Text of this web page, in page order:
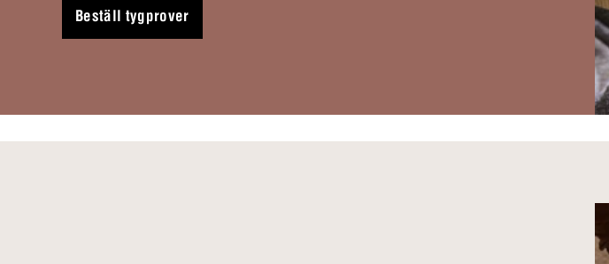
Beställ tygprover